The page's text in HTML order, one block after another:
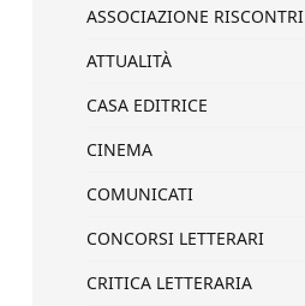
ASSOCIAZIONE RISCONTRI
ATTUALITÀ
CASA EDITRICE
CINEMA
COMUNICATI
CONCORSI LETTERARI
CRITICA LETTERARIA